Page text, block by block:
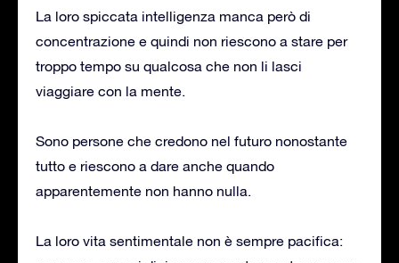
La loro spiccata intelligenza manca però di
concentrazione e quindi non riescono a stare per
troppo tempo su qualcosa che non li lasci
viaggiare con la mente.
Sono persone che credono nel futuro nonostante
tutto e riescono a dare anche quando
apparentemente non hanno nulla.
La loro vita sentimentale non è sempre pacifica: